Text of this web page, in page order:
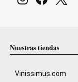
Nuestras tiendas
Vinissimus.com